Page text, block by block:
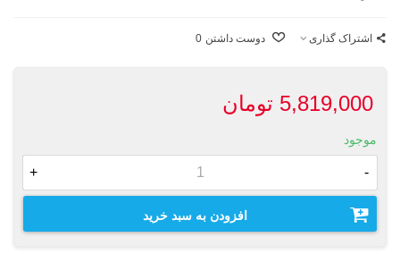
اشتراک گذاری دوست داشتن 0
5,819,000 تومان
موجود
-
+
افزودن به سبد خرید